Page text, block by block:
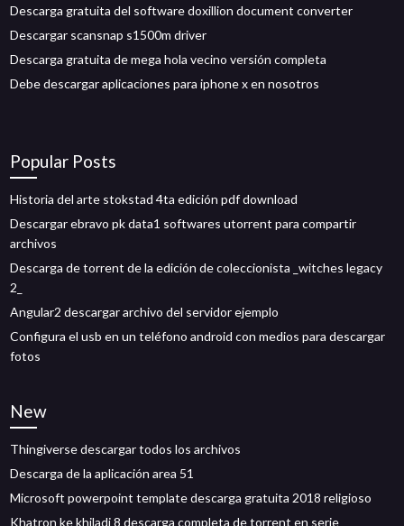
Descarga gratuita del software doxillion document converter
Descargar scansnap s1500m driver
Descarga gratuita de mega hola vecino versión completa
Debe descargar aplicaciones para iphone x en nosotros
Popular Posts
Historia del arte stokstad 4ta edición pdf download
Descargar ebravo pk data1 softwares utorrent para compartir
archivos
Descarga de torrent de la edición de coleccionista _witches legacy
2_
Angular2 descargar archivo del servidor ejemplo
Configura el usb en un teléfono android con medios para descargar
fotos
New
Thingiverse descargar todos los archivos
Descarga de la aplicación area 51
Microsoft powerpoint template descarga gratuita 2018 religioso
Khatron ke khiladi 8 descarga completa de torrent en serie